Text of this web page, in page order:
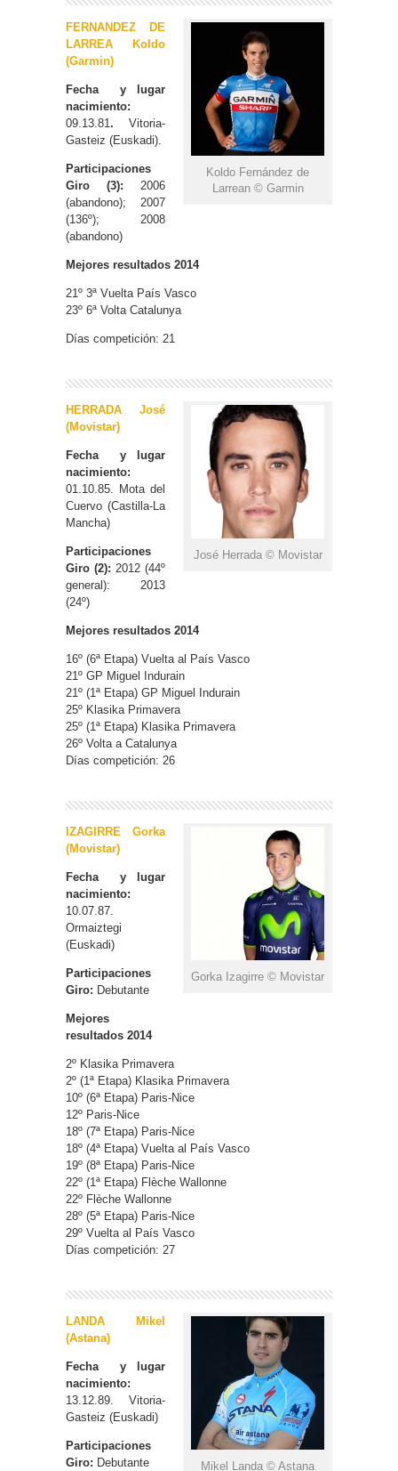
Koldo Fernández de
Larrean © Garmin
FERNANDEZ DE
LARREA Koldo
(Garmin)
Fecha y lugar
nacimiento:
09.13.81. Vitoria-
Gasteiz (Euskadi).
Participaciones
Giro (3): 2006
(abandono); 2007
(136º); 2008
(abandono)
Mejores resultados 2014
21º 3ª Vuelta País Vasco
23º 6ª Volta Catalunya
Días competición: 21
José Herrada © Movistar
HERRADA José
(Movistar)
Fecha y lugar
nacimiento:
01.10.85. Mota del
Cuervo (Castilla-La
Mancha)
Participaciones
Giro (2): 2012 (44º
general): 2013
(24º)
Mejores resultados 2014
16º (6ª Etapa) Vuelta al País Vasco
21º GP Miguel Indurain
21º (1ª Etapa) GP Miguel Indurain
25º Klasika Primavera
25º (1ª Etapa) Klasika Primavera
26º Volta a Catalunya
Días competición: 26
Gorka Izagirre © Movistar
IZAGIRRE Gorka
(Movistar)
Fecha y lugar
nacimiento:
10.07.87.
Ormaiztegi
(Euskadi)
Participaciones
Giro: Debutante
Mejores
resultados 2014
2º Klasika Primavera
2º (1ª Etapa) Klasika Primavera
10º (6ª Etapa) Paris-Nice
12º Paris-Nice
18º (7ª Etapa) Paris-Nice
18º (4ª Etapa) Vuelta al País Vasco
19º (8ª Etapa) Paris-Nice
22º (1ª Etapa) Flèche Wallonne
22º Flèche Wallonne
28º (5ª Etapa) Paris-Nice
29º Vuelta al País Vasco
Días competición: 27
Mikel Landa © Astana
LANDA Mikel
(Astana)
Fecha y lugar
nacimiento:
13.12.89. Vitoria-
Gasteiz (Euskadi)
Participaciones
Giro: Debutante